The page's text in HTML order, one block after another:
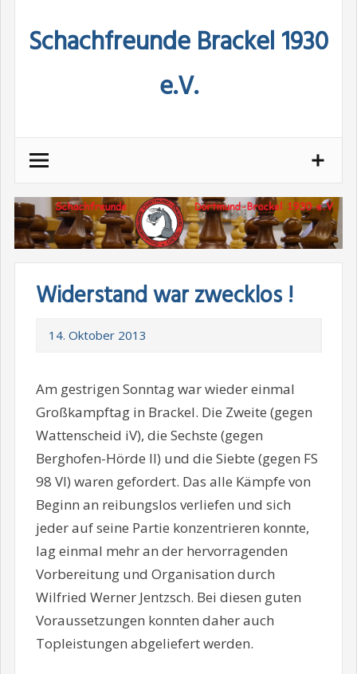
Schachfreunde Brackel 1930
e.V.
Widerstand war zwecklos !
14. Oktober 2013
Am gestrigen Sonntag war wieder einmal
Großkampftag in Brackel. Die Zweite (gegen
Wattenscheid iV), die Sechste (gegen
Berghofen-Hörde II) und die Siebte (gegen FS
98 VI) waren gefordert. Das alle Kämpfe von
Beginn an reibungslos verliefen und sich
jeder auf seine Partie konzentrieren konnte,
lag einmal mehr an der hervorragenden
Vorbereitung und Organisation durch
Wilfried Werner Jentzsch. Bei diesen guten
Voraussetzungen konnten daher auch
Topleistungen abgeliefert werden.